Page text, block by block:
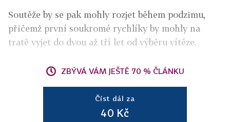
Soutěže by se pak mohly rozjet během podzimu,
přičemž první soukromé rychlíky by mohly na
tratě vyjet do dvou až tří let od výběru vítěze.
ZBÝVÁ VÁM JEŠTĚ 70 % ČLÁNKU
Číst dál za
40 Kč